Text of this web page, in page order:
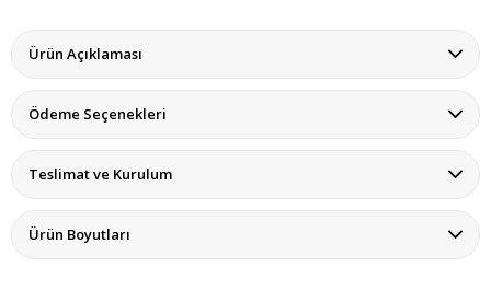
Ürün Açıklaması
Ödeme Seçenekleri
Teslimat ve Kurulum
Ürün Boyutları